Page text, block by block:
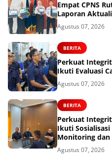
Empat CPNS
Laporan
Agustus 07, 2026
BERITA
Perkuat
Ikuti Evaluasi
Agustus 07, 2026
BERITA
Perkuat
Ikuti
Monitoring dan
Secara Virtual
Agustus 07, 2026